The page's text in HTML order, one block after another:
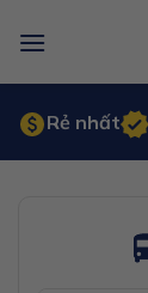
qua
Rẻ nhất